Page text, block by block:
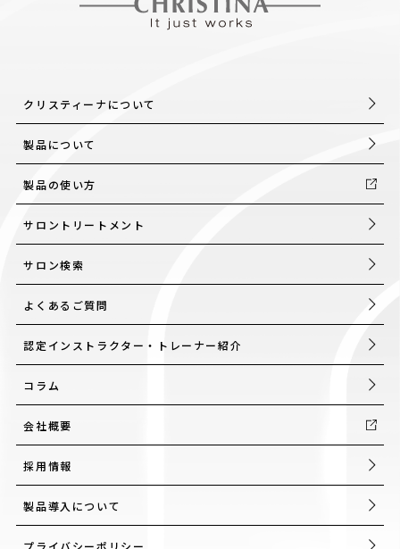
クリスティーナについて
製品について
製品の使い方
サロントリートメント
サロン検索
よくあるご質問
認定インストラクター・トレーナー紹介
コラム
会社概要
採用情報
製品導入について